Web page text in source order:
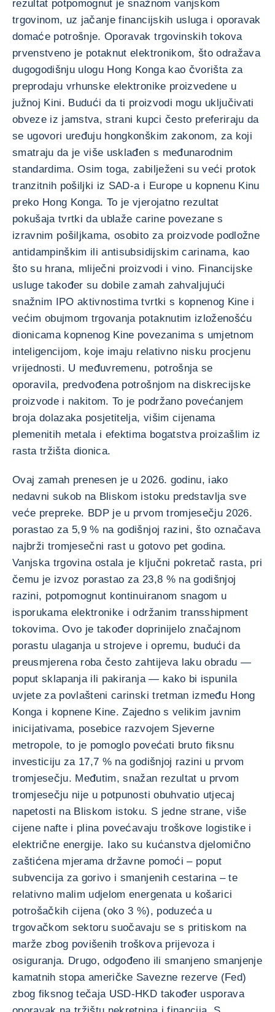
rezultat potpomognut je snažnom vanjskom
trgovinom, uz jačanje financijskih usluga i oporavak
domaće potrošnje. Oporavak trgovinskih tokova
prvenstveno je potaknut elektronikom, što odražava
dugogodišnju ulogu Hong Konga kao čvorišta za
preprodaju vrhunske elektronike proizvedene u
južnoj Kini. Budući da ti proizvodi mogu uključivati
obveze iz jamstva, strani kupci često preferiraju da
se ugovori uređuju hongkonškim zakonom, za koji
smatraju da je više usklađen s međunarodnim
standardima. Osim toga, zabilježeni su veći protok
tranzitnih pošiljki iz SAD-a i Europe u kopnenu Kinu
preko Hong Konga. To je vjerojatno rezultat
pokušaja tvrtki da ublaže carine povezane s
izravnim pošiljkama, osobito za proizvode podložne
antidampinškim ili antisubsidijskim carinama, kao
što su hrana, mliječni proizvodi i vino. Financijske
usluge također su dobile zamah zahvaljujući
snažnim IPO aktivnostima tvrtki s kopnenog Kine i
većim obujmom trgovanja potaknutim izloženošću
dionicama kopnenog Kine povezanima s umjetnom
inteligencijom, koje imaju relativno nisku procjenu
vrijednosti. U međuvremenu, potrošnja se
oporavila, predvođena potrošnjom na diskrecijske
proizvode i nakitom. To je podržano povećanjem
broja dolazaka posjetitelja, višim cijenama
plemenitih metala i efektima bogatstva proizašlim iz
rasta tržišta dionica.
Ovaj zamah prenesen je u 2026. godinu, iako
nedavni sukob na Bliskom istoku predstavlja sve
veće prepreke. BDP je u prvom tromjesečju 2026.
porastao za 5,9 % na godišnjoj razini, što označava
najbrži tromjesečni rast u gotovo pet godina.
Vanjska trgovina ostala je ključni pokretač rasta, pri
čemu je izvoz porastao za 23,8 % na godišnjoj
razini, potpomognut kontinuiranom snagom u
isporukama elektronike i održanim transshipment
tokovima. Ovo je također doprinijelo značajnom
porastu ulaganja u strojeve i opremu, budući da
preusmjerena roba često zahtijeva laku obradu —
poput sklapanja ili pakiranja — kako bi ispunila
uvjete za povlašteni carinski tretman između Hong
Konga i kopnene Kine. Zajedno s velikim javnim
inicijativama, posebice razvojem Sjeverne
metropole, to je pomoglo povećati bruto fiksnu
investiciju za 17,7 % na godišnjoj razini u prvom
tromjesečju. Međutim, snažan rezultat u prvom
tromjesečju nije u potpunosti obuhvatio utjecaj
napetosti na Bliskom istoku. S jedne strane, više
cijene nafte i plina povećavaju troškove logistike i
električne energije. Iako su kućanstva djelomično
zaštićena mjerama državne pomoći – poput
subvencija za gorivo i smanjenih cestarina – te
relativno malim udjelom energenata u košarici
potrošačkih cijena (oko 3 %), poduzeća u
trgovačkom sektoru suočavaju se s pritiskom na
marže zbog povišenih troškova prijevoza i
osiguranja. Drugo, odgođeno ili smanjeno smanjenje
kamatnih stopa američke Savezne rezerve (Fed)
zbog fiksnog tečaja USD-HKD također usporava